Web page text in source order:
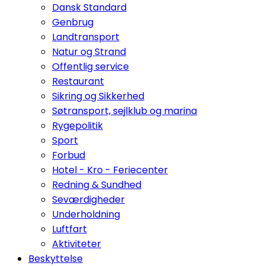
Dansk Standard
Genbrug
Landtransport
Natur og Strand
Offentlig service
Restaurant
Sikring og Sikkerhed
Søtransport, sejlklub og marina
Rygepolitik
Sport
Forbud
Hotel - Kro - Feriecenter
Redning & Sundhed
Seværdigheder
Underholdning
Luftfart
Aktiviteter
Beskyttelse